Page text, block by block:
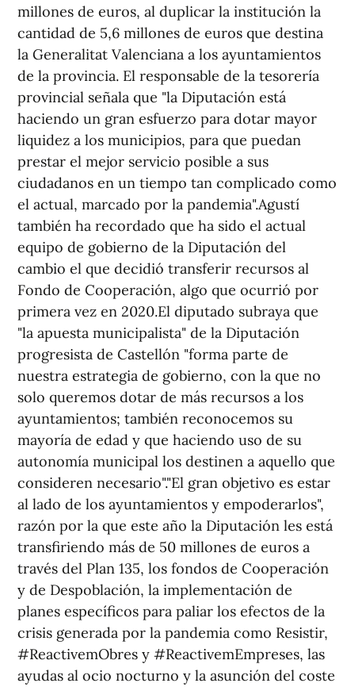
millones de euros, al duplicar la institución la
cantidad de 5,6 millones de euros que destina
la Generalitat Valenciana a los ayuntamientos
de la provincia. El responsable de la tesorería
provincial señala que "la Diputación está
haciendo un gran esfuerzo para dotar mayor
liquidez a los municipios, para que puedan
prestar el mejor servicio posible a sus
ciudadanos en un tiempo tan complicado como
el actual, marcado por la pandemia".Agustí
también ha recordado que ha sido el actual
equipo de gobierno de la Diputación del
cambio el que decidió transferir recursos al
Fondo de Cooperación, algo que ocurrió por
primera vez en 2020.El diputado subraya que
"la apuesta municipalista" de la Diputación
progresista de Castellón "forma parte de
nuestra estrategia de gobierno, con la que no
solo queremos dotar de más recursos a los
ayuntamientos; también reconocemos su
mayoría de edad y que haciendo uso de su
autonomía municipal los destinen a aquello que
consideren necesario"."El gran objetivo es estar
al lado de los ayuntamientos y empoderarlos",
razón por la que este año la Diputación les está
transfiriendo más de 50 millones de euros a
través del Plan 135, los fondos de Cooperación
y de Despoblación, la implementación de
planes específicos para paliar los efectos de la
crisis generada por la pandemia como Resistir,
#ReactivemObres y #ReactivemEmpreses, las
ayudas al ocio nocturno y la asunción del coste